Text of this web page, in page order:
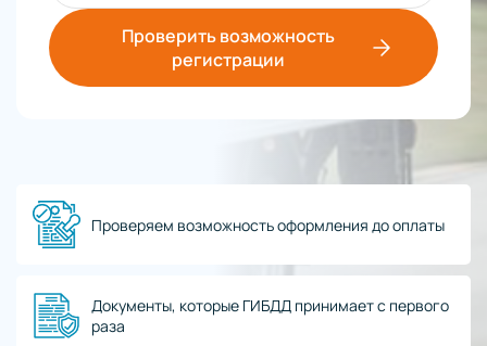
Проверить возможность
регистрации
Проверяем возможность оформления до оплаты
Документы, которые ГИБДД принимает с первого
раза